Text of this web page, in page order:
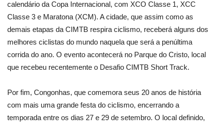
calendário da Copa Internacional, com XCO Classe 1, XCC
Classe 3 e Maratona (XCM). A cidade, que assim como as
demais etapas da CIMTB respira ciclismo, receberá alguns dos
melhores ciclistas do mundo naquela que será a penúltima
corrida do ano. O evento acontecerá no Parque do Cristo, local
que recebeu recentemente o Desafio CIMTB Short Track.
Por fim, Congonhas, que comemora seus 20 anos de história
com mais uma grande festa do ciclismo, encerrando a
temporada entre os dias 27 e 29 de setembro. O local definido,